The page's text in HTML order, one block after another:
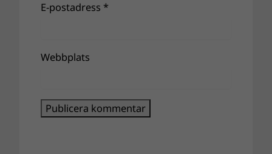
E-postadress *
Webbplats